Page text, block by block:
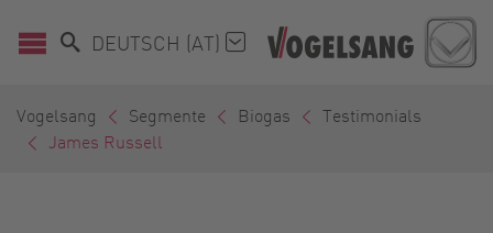
DEUTSCH (AT)
Vogelsang Segmente Biogas
Testimonials
James Russell